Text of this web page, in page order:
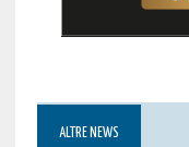
ALTRE NEWS